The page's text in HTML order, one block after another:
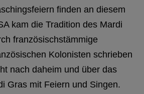
finden an diesem
kam die Tradition des Mardi
französischstämmige
Kolonisten schrieben
nach daheim und über das
Gras mit Feiern und Singen.